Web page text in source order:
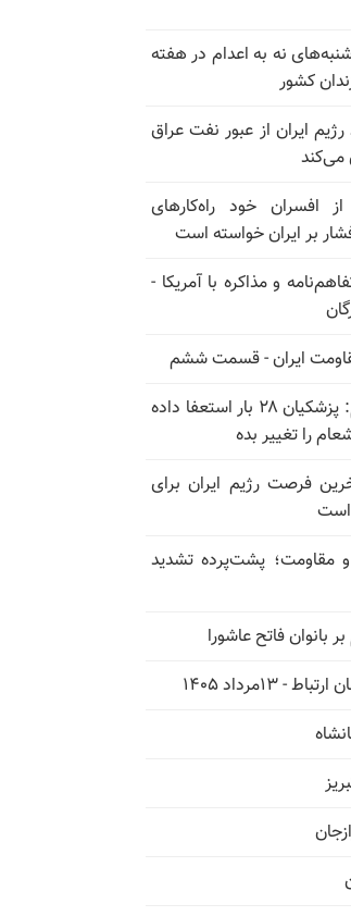
نه به اعدام در هفته
ایران از عبور نفت عراق
می‌کند
افسران خود راه‌کارهای
بر ایران خواسته است
و مذاکره با آمریکا -
ایران - قسمت ششم
سرکرده حزب‌الله رژیم: پزشکیان ۲۸ بار استعفا داده
را تغییر بده
فرصت رژیم ایران برای
مقاومت؛ پشت‌پرده تشدید
بانوان فاتح عاشورا
۱۳مرداد ۱۴۰۵